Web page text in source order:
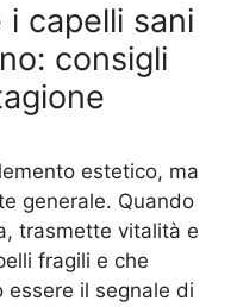
capelli sani
consigli
estetico, ma
generale. Quando
trasmette vitalità e
fragili e che
essere il segnale di